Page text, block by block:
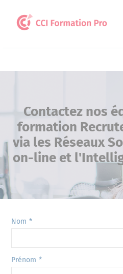
Contactez nos
formation
via les Réseaux
on-line et
Nom
Prénom